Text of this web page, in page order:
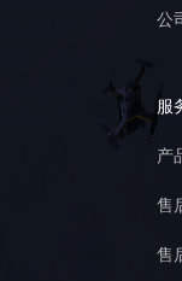
公
服
产
售
售